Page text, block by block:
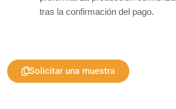
tras la confirmación del pago.
Solicitar una muestra